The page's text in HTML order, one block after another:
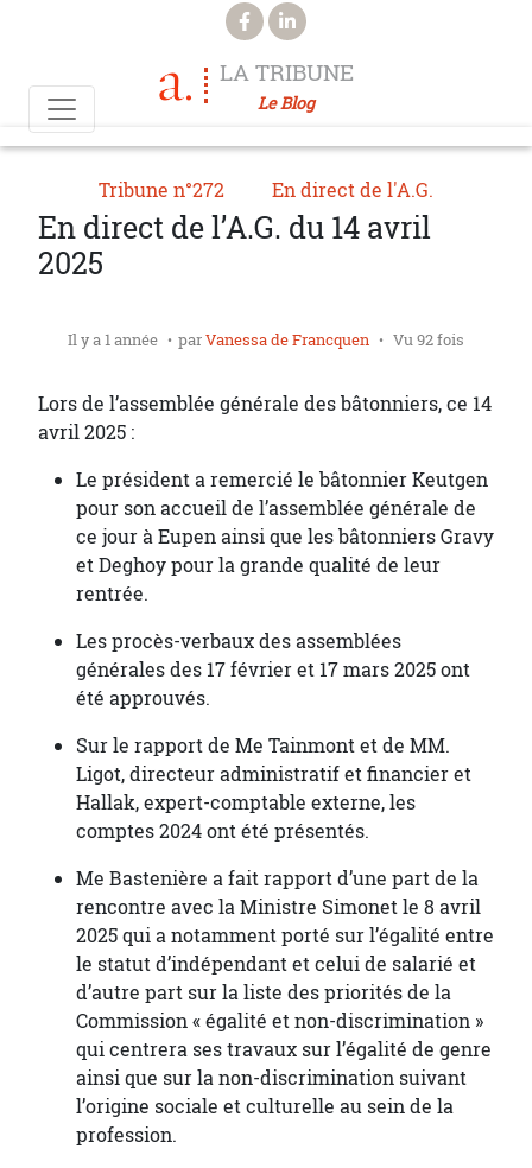
Aller au contenu principal
LA TRIBUNE
Le Blog
Tribune n°272 En direct de l'A.G.
En direct de l’A.G. du 14 avril
2025
Il y a 1 année parVanessa de Francquen Vu 92 fois
Lors de l’assemblée générale des bâtonniers, ce 14
avril 2025 :
Le président a remercié le bâtonnier Keutgen
pour son accueil de l’assemblée générale de
ce jour à Eupen ainsi que les bâtonniers Gravy
et Deghoy pour la grande qualité de leur
rentrée.
Les procès-verbaux des assemblées
générales des 17 février et 17 mars 2025 ont
été approuvés.
Sur le rapport de Me Tainmont et de MM.
Ligot, directeur administratif et financier et
Hallak, expert-comptable externe, les
comptes 2024 ont été présentés.
Me Bastenière a fait rapport d’une part de la
rencontre avec la Ministre Simonet le 8 avril
2025 qui a notamment porté sur l’égalité entre
le statut d’indépendant et celui de salarié et
d’autre part sur la liste des priorités de la
Commission « égalité et non-discrimination »
qui centrera ses travaux sur l’égalité de genre
ainsi que sur la non-discrimination suivant
l’origine sociale et culturelle au sein de la
profession.